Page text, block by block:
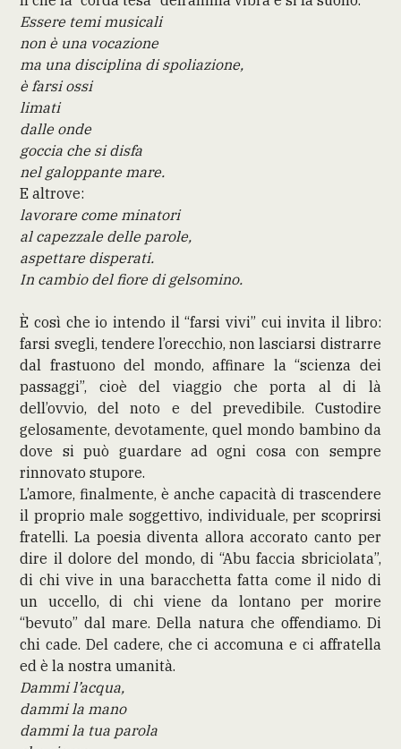
Essere temi musicali
non è una vocazione
ma una disciplina di spoliazione,
è farsi ossi
limati
dalle onde
goccia che si disfa
nel galoppante mare.
E altrove:
lavorare come minatori
al capezzale delle parole,
aspettare disperati.
In cambio del fiore di gelsomino.
È così che io intendo il “farsi vivi” cui invita il libro:
farsi svegli, tendere l’orecchio, non lasciarsi distrarre
dal frastuono del mondo, affinare la “scienza dei
passaggi”, cioè del viaggio che porta al di là
dell’ovvio, del noto e del prevedibile. Custodire
gelosamente, devotamente, quel mondo bambino da
dove si può guardare ad ogni cosa con sempre
rinnovato stupore.
L’amore, finalmente, è anche capacità di trascendere
il proprio male soggettivo, individuale, per scoprirsi
fratelli. La poesia diventa allora accorato canto per
dire il dolore del mondo, di “Abu faccia sbriciolata”,
di chi vive in una baracchetta fatta come il nido di
un uccello, di chi viene da lontano per morire
“bevuto” dal mare. Della natura che offendiamo. Di
chi cade. Del cadere, che ci accomuna e ci affratella
ed è la nostra umanità.
Dammi l’acqua,
dammi la mano
dammi la tua parola